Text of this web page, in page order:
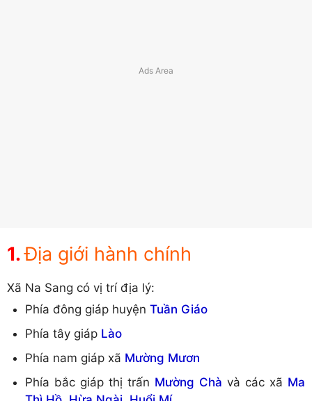
Địa giới hành chính
Xã Na Sang có vị trí địa lý:
Phía đông giáp huyện Tuần Giáo
Phía tây giáp Lào
Phía nam giáp xã Mường Mươn
Phía bắc giáp thị trấn Mường Chà và các xã Ma